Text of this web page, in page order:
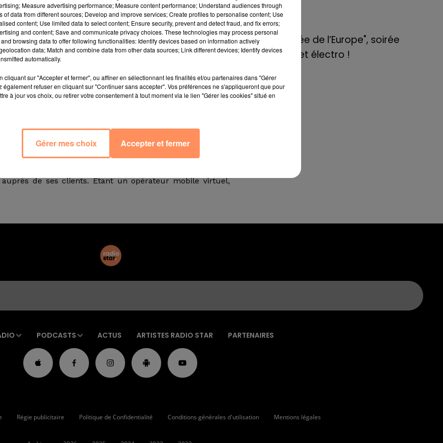
aux jeunes de la tranche 15-25 ans. Mais ceux qui y
: répondre à des sondages, regarder des vidéos, ou
forfait gratis.
de la PME, au Monde.
bénéficier d'options supplémentaires. En effet, avec 7000
trente jours ou opter pour une "offre mixte", avec cinq
Cela demande du temps, puisque, dans ce cas
minutes, parrainer deux amis et tester quatre
heure et une heure et demi sur le mois.
grandes marques qui lui donnent de l'argent en
de ses clients. Etant un opérateur mobile virtuel,
de E=M6
8 mai 2022
Aix : "Journée de l’Europe", soirée
danse et set électro !
PODCASTS ACTUS ARTISTES RADIO STAR PARTENAIRES
Régie publicitaire Politique de Confidentialité Conditions générales d'utilisation Mentions légales
Measure advertising performance; Measure content performance; Understand audiences through
of data from different sources; Develop and improve services; Create profiles to personalise content; Use
content; Use limited data to select content; Ensure security, prevent and detect fraud, and fix errors;
and content; Save and communicate privacy choices. These technologies may process personal
browsing data to offer following functionalities: Identify devices based on information actively
data; Match and combine data from other data sources; Link different devices; Identify devices
automatically.
cliquant sur "Accepter et fermer", ou affiner en sélectionnant les finalités et/ou partenaires dans "Gérer
également refuser en cliquant sur "Continuer sans accepter". Vos préférences ne s'appliqueront que pour
à jour vos choix, ou retirer votre consentement à tout moment via le lien "Gérer les cookies" situé en
Gérer mes choix Accepter et fermer